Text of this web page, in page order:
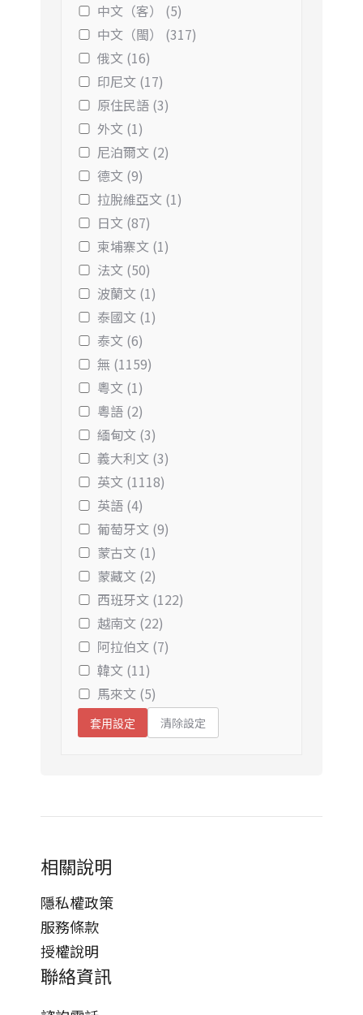
中文（客） (5)
中文（閩） (317)
俄文 (16)
印尼文 (17)
原住民語 (3)
外文 (1)
尼泊爾文 (2)
德文 (9)
拉脫維亞文 (1)
日文 (87)
柬埔寨文 (1)
法文 (50)
波蘭文 (1)
泰國文 (1)
泰文 (6)
無 (1159)
粵文 (1)
粵語 (2)
緬甸文 (3)
義大利文 (3)
英文 (1118)
英語 (4)
葡萄牙文 (9)
蒙古文 (1)
蒙藏文 (2)
西班牙文 (122)
越南文 (22)
阿拉伯文 (7)
韓文 (11)
馬來文 (5)
套用設定 清除設定
相關說明
隱私權政策
服務條款
授權說明
聯絡資訊